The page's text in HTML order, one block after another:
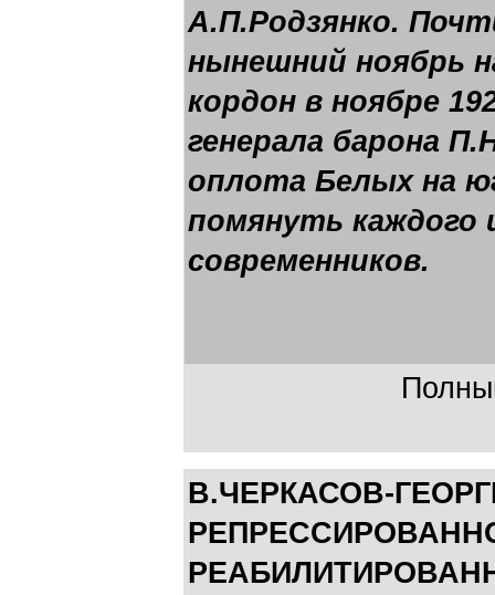
А.П.Родзянко.
нынешний ноябрь
кордон в ноябре
генерала барона
оплота Белых на
помянуть каждого
современников.
В.ЧЕРКАСОВ-